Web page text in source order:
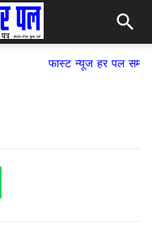
फास्ट न्यूज हर पल समाचार पत्र,